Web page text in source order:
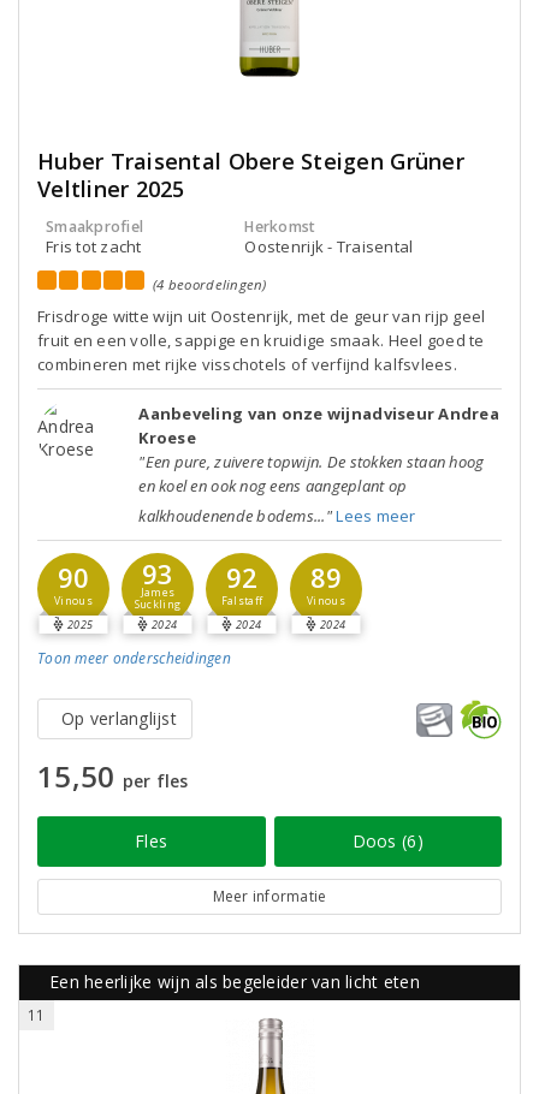
Huber Traisental Obere Steigen Grüner
Veltliner 2025
Smaakprofiel
Fris tot zacht
Herkomst
Oostenrijk - Traisental
(4 beoordelingen)
Frisdroge witte wijn uit Oostenrijk, met de geur van rijp geel
fruit en een volle, sappige en kruidige smaak. Heel goed te
combineren met rijke visschotels of verfijnd kalfsvlees.
Aanbeveling van onze wijnadviseur Andrea
Kroese
"Een pure, zuivere topwijn. De stokken staan hoog
en koel en ook nog eens aangeplant op
kalkhoudenende bodems..."Lees meer
90
Vinous
2025
93
James
Suckling
2024
92
Falstaff
2024
89
Vinous
2024
Toon meer onderscheidingen
Op verlanglijst
15,50 per fles
Fles Doos (6)
Meer informatie
Een heerlijke wijn als begeleider van licht eten
11